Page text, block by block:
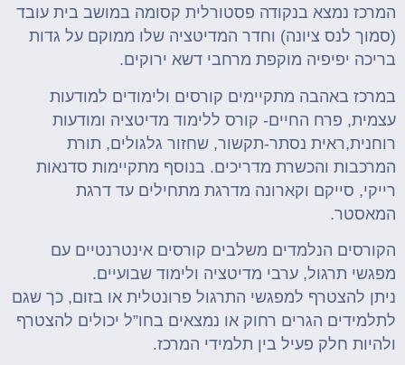
המרכז נמצא בנקודה פסטורלית קסומה במושב בית עובד
(סמוך לנס ציונה) וחדר המדיטציה שלו ממוקם על גדות
בריכה יפיפיה מוקפת מרחבי דשא ירוקים.
במרכז באהבה מתקיימים קורסים ולימודים למודעות
עצמית, פרח החיים- קורס ללימוד מדיטציה ומודעות
רוחנית,ראית נסתר-תקשור, שחזור גלגולים, תורת
המרכבות והכשרת מדריכים. בנוסף מתקיימות סדנאות
רייקי, סייקם וקארונה מדרגת מתחילים עד דרגת
המאסטר.
הקורסים הנלמדים משלבים קורסים אינטרנטיים עם
מפגשי תרגול, ערבי מדיטציה ולימוד שבועיים.
ניתן להצטרף למפגשי התרגול פרונטלית או בזום, כך שגם
לתלמידים הגרים רחוק או נמצאים בחו”ל יכולים להצטרף
ולהיות חלק פעיל בין תלמידי המרכז.